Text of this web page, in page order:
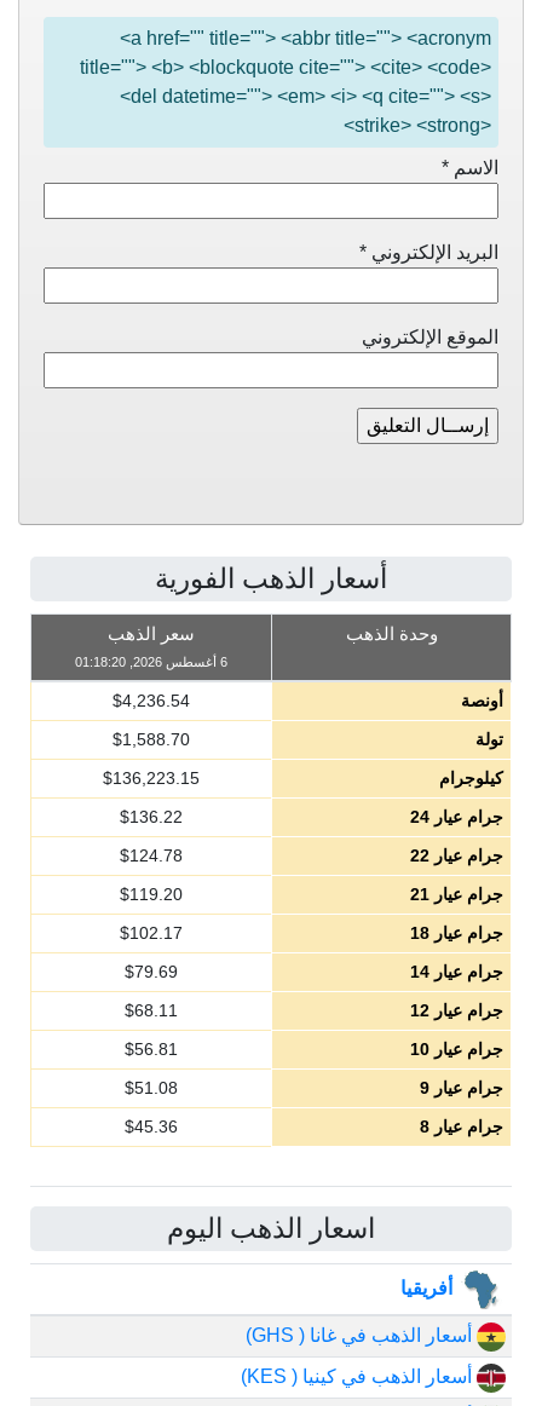
<a href="" title=""> <abbr title=""> <acronym
title=""> <b> <blockquote cite=""> <cite> <code>
<del datetime=""> <em> <i> <q cite=""> <s>
<strike> <strong>
الاسم *
البريد الإلكتروني *
الموقع الإلكتروني
أسعار الذهب الفورية
وحدة الذهب سعر الذهب
6 أغسطس 2026, 01:18:20
أونصة $4,236.54
تولة
$1,588.70
كيلوجرام
$136,223.15
جرام عيار 24
$136.22
جرام عيار 22
$124.78
جرام عيار 21
$119.20
جرام عيار 18
$102.17
جرام عيار 14
$79.69
جرام عيار 12
$68.11
جرام عيار 10
$56.81
جرام عيار 9
$51.08
جرام عيار 8
$45.36
اسعار الذهب اليوم
أفريقيا
أسعار الذهب في غانا ( GHS)
أسعار الذهب في كينيا ( KES)